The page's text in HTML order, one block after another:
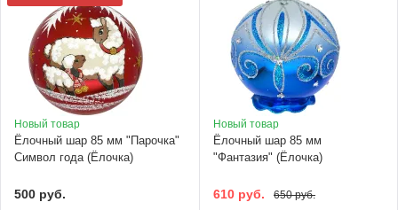
Новый товар
Ёлочный шар 85 мм "Парочка"
Символ года (Ёлочка)
500 руб.
Новый товар
Ёлочный шар 85 мм
"Фантазия" (Ёлочка)
610 руб. 650 руб.